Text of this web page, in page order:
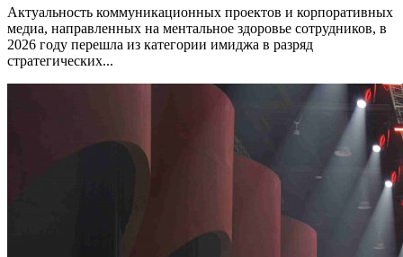
Актуальность коммуникационных проектов и корпоративных
медиа, направленных на ментальное здоровье сотрудников, в
2026 году перешла из категории имиджа в разряд
стратегических...